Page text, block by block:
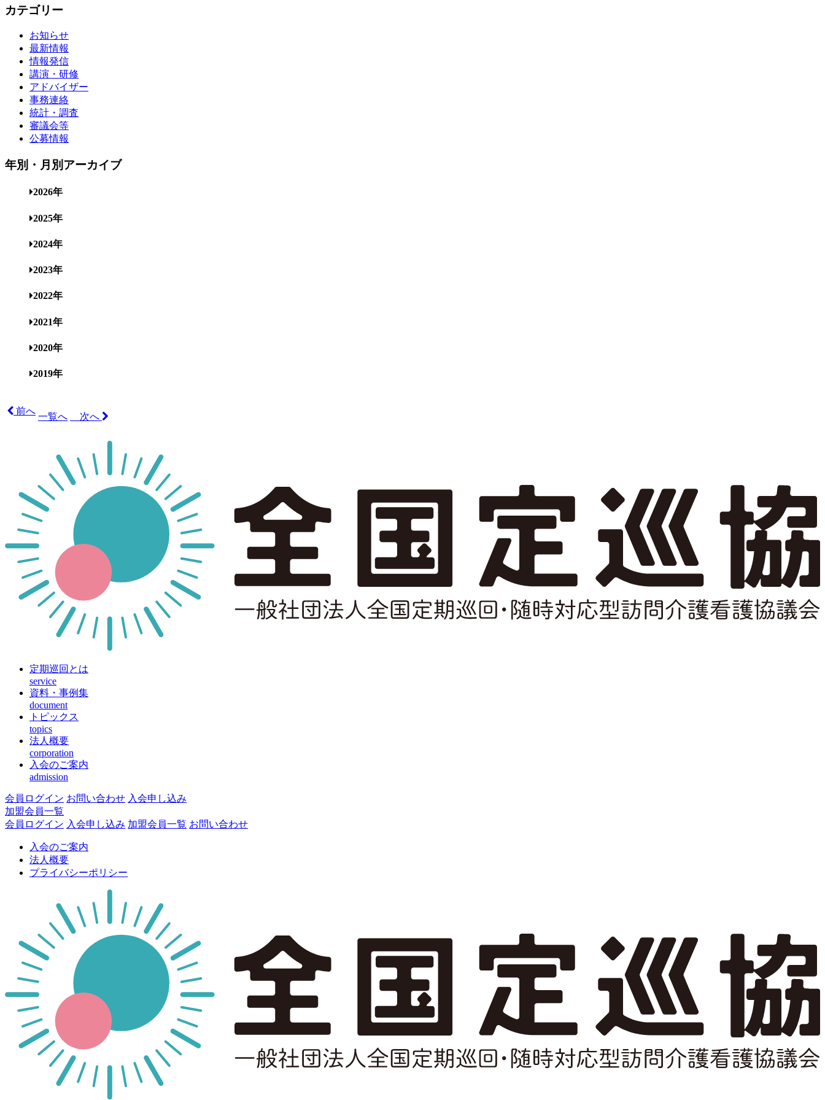
カテゴリー
お知らせ
最新情報
情報発信
講演・研修
アドバイザー
事務連絡
統計・調査
審議会等
公募情報
年別・月別アーカイブ
2026年
2025年
2024年
2023年
2022年
2021年
2020年
2019年
前へ
一覧へ 次へ
定期巡回とは
service
資料・事例集
document
トピックス
topics
法人概要
corporation
入会のご案内
admission
会員ログイン お問い合わせ 入会申し込み
加盟会員一覧
会員ログイン 入会申し込み 加盟会員一覧 お問い合わせ
入会のご案内
法人概要
プライバシーポリシー